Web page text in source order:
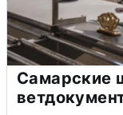
Самарские